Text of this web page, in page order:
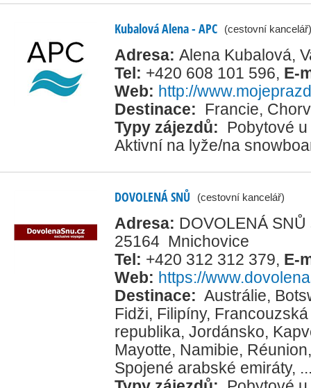
Kubalová Alena - APC (cestovní kancelář)
Adresa: Alena Kubalová,
Tel: +420 608 101 596, E-
Web: http://
Destinace:
Francie,
Typy zájezdů:
Pobytové
Aktivní na lyže/na
DOVOLENÁ SNŮ (cestovní kancelář)
Adresa: DOVOLENÁ
25164 Mnichovice
Tel: +420 312 312 379, E-
Web: https://
Destinace: Austrálie,
Fidži, Filipíny,
republika, Jordánsko,
Mayotte, Namibie, Réunion
Spojené arabské emiráty,